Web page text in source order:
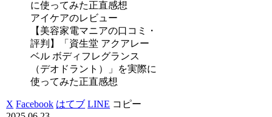
アイケアのレビュー
【美容家電マニアの口コミ・
評判】「資生堂 アクアレー
ベル ボディフレグランス
（デオドラント）」を実際に
使ってみた正直感想
X Facebook はてブ LINE コピー